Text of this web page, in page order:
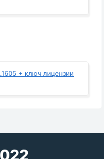
+ ключ лицензии